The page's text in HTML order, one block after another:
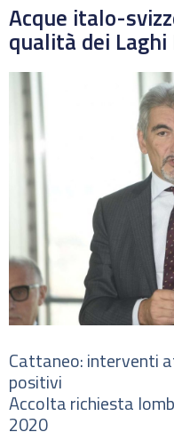
Acque italo-
qualità dei
Cattaneo: interventi
positivi
Accolta richiesta
2020